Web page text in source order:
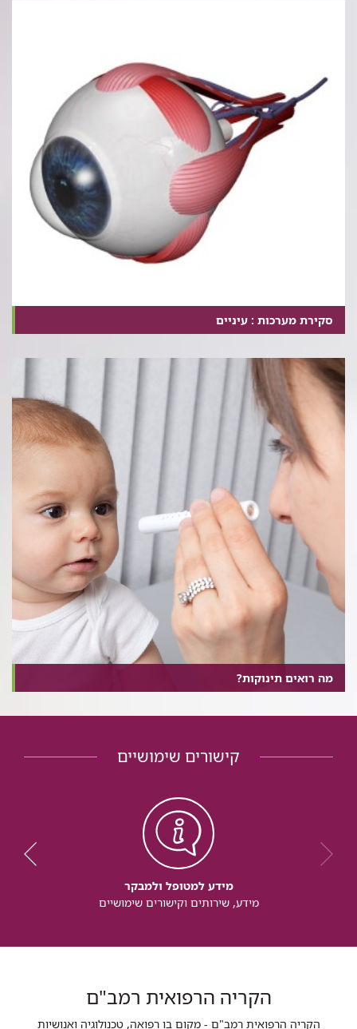
סקירת מערכות : עיניים
מה רואים תינוקות?
קישורים שימושיים
מידע למטופל ולמבקר
מידע, שירותים וקישורים שימושיים
הקריה הרפואית רמב"ם
הקריה הרפואית רמב"ם - מקום בו רפואה, טכנולוגיה ואנושיות